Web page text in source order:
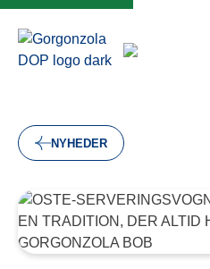
NYHEDER